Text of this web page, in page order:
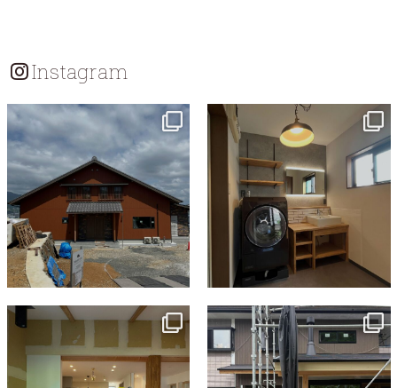
Instagram
tomohouseinc
tomohouseinc
7月 13
tomohouseinc
tomohouseinc
6月 3